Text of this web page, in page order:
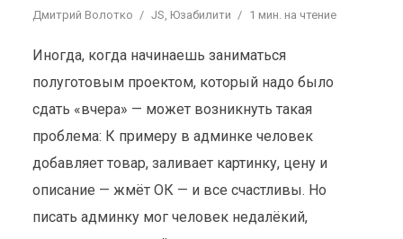
Дмитрий Волотко JS, Юзабилити 1 мин. на чтение
Иногда, когда начинаешь заниматься
полуготовым проектом, который надо было
сдать «вчера» — может возникнуть такая
проблема: К примеру в админке человек
добавляет товар, заливает картинку, цену и
описание — жмёт ОК — и все счастливы. Но
писать админку мог человек недалёкий,